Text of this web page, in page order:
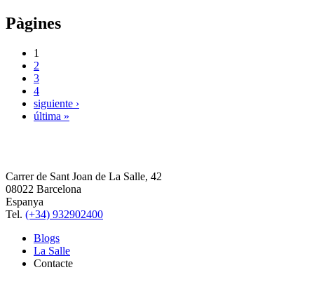
Pàgines
1
2
3
4
siguiente ›
última »
Carrer de Sant Joan de La Salle, 42
08022 Barcelona
Espanya
Tel. (+34) 932902400
Blogs
La Salle
Contacte